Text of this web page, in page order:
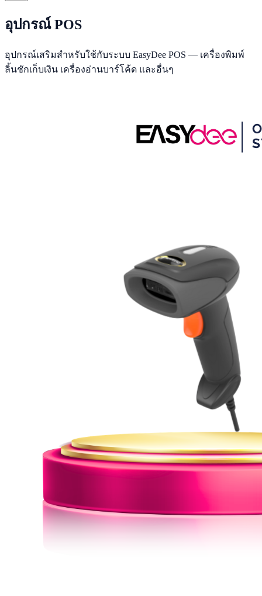
อุปกรณ์ POS
อุปกรณ์เสริมสำหรับใช้กับระบบ EasyDee POS — เครื่องพิมพ์
ลิ้นชักเก็บเงิน เครื่องอ่านบาร์โค้ด และอื่นๆ